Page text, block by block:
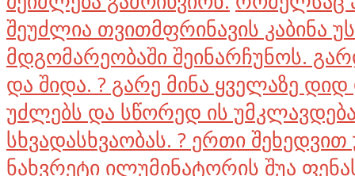
შეუძლია თვითმფრინავის კაბინა
მდგომარეობაში შეინარჩუნოს.
და შიდა. ? გარე მინა ყველაზე
უძლებს და სწორედ ის უმკლავდება
სხვადასხვაობას. ? ერთი
ნახვრეტი ილუმინატორის შუა